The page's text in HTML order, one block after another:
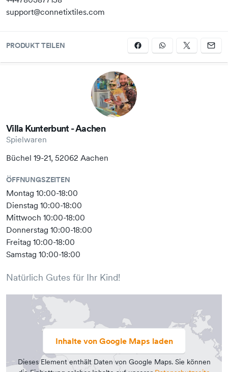
support@connetixtiles.com
PRODUKT TEILEN
Villa Kunterbunt - Aachen
Spielwaren
Büchel 19-21, 52062 Aachen
ÖFFNUNGSZEITEN
Montag 10:00-18:00
Dienstag 10:00-18:00
Mittwoch 10:00-18:00
Donnerstag 10:00-18:00
Freitag 10:00-18:00
Samstag 10:00-18:00
Natürlich Gutes für Ihr Kind!
Inhalte von Google Maps laden
Dieses Element enthält Daten von Google Maps. Sie können